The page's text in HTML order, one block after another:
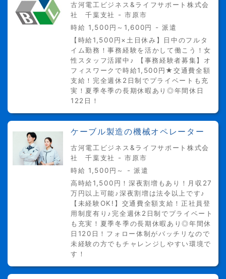
古河電工ビジネス&ライフサポート株式会
社 千葉支社 - 市原市
時給 1,500円～1,600円 - 派遣
【時給1,500円×土日休み】日中のフルタ
イム勤務！事務経験を活かして働こう！女
性スタッフ活躍中♪ 【事務経験者募集】オ
フィスワークで時給1,500円★交通費全額
支給！完全週休2日制でプライベートも充
実！夏季冬季の長期休暇あり◎年間休日
122日！
ケーブル製造の機械オペレーター
古河電工ビジネス&ライフサポート株式会
社 千葉支社 - 市原市
時給 1,500円～ - 派遣
高時給1,500円！深夜割増もあり！月収27
万円以上可能♪深夜割増は法令以上です♪
【未経験OK!】交通費全額支給！正社員登
用制度有り♪完全週休2日制でプライベート
も充実！夏季冬季の長期休暇あり◎年間休
日120日！フォロー体制がバッチリなので
未経験の方でもチャレンジしやすい環境で
す！